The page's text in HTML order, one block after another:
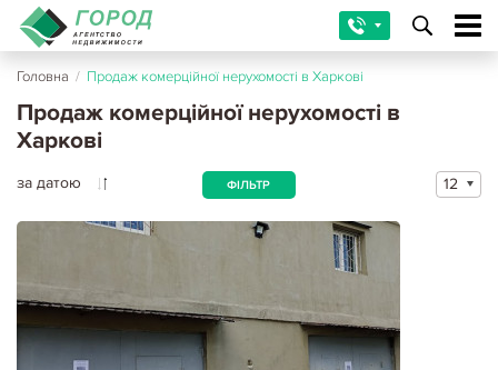
Головна / Продаж комерційної нерухомості в Харкові
Продаж комерційної нерухомості в
Харкові
за датою ФІЛЬТР 12